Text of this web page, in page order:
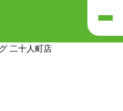
二十人町店